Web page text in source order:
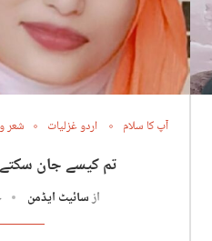
آپ کا سلام اردو غزلیات شعر
تم کیسے جان سکتے
ازسائیٹ ایڈمن